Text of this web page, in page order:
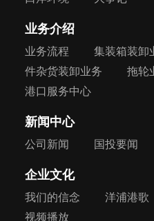
业务介绍
业务流程 集装箱装卸
件杂货装卸业务
拖轮
港口服务中心
新闻中心
公司新闻 国投要闻
企业文化
我们的信念 洋浦港歌
视频播放